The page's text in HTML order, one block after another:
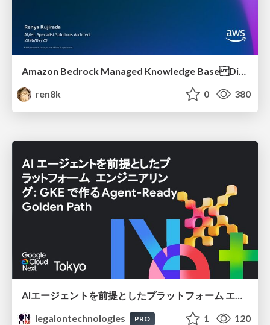
ren8k
0 380
AIエージェントを前提としたプラットフォーム エンジニアリング：GKEで作るAgent-Ready Golden Path
legalontechnologies
PRO 1 120